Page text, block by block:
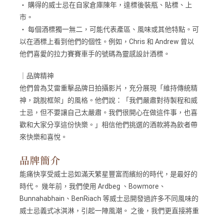
・ 購得的威士忌在自家倉庫陳年，達標後裝瓶、貼標、上
市。
・ 每個酒標獨一無二，可能代表產區、風味或其他特點。可
以在酒標上看到他們的個性。例如，Chris 和 Andrew 曾以
他們喜愛的拉力賽賽車手的號碼為靈感設計酒標。
｜品牌精神
他們曾為艾雷重擊品牌日拍攝影片，充分展現「維持傳統精
神，跳脫框架」的風格。他們說：「我們嚴肅對待製程和威
士忌，但不要讓自己太嚴肅。我們很開心在做這件事，也喜
歡和大家分享這份快樂。」相信他們挑選的酒款將為飲者帶
來快樂和喜悅。
品牌簡介
能痛快享受威士忌如滿天繁星豐富而繽紛的時代，是最好的
時代。 幾年前，我們使用 Ardbeg 、Bowmore、
Bunnahabhain、BenRiach 等威士忌開發過許多不同風味的
威士忌義式冰淇淋，引起一陣風潮。 之後，我們更直接將重